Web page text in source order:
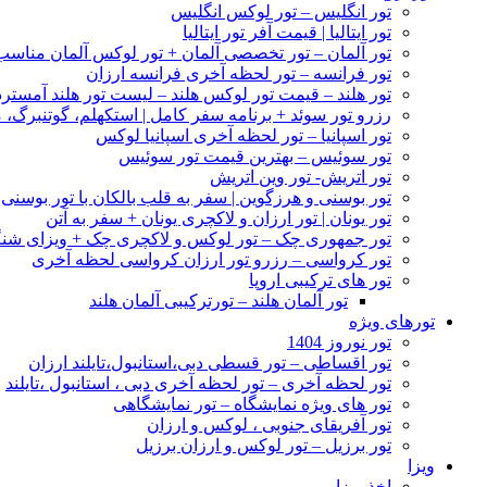
تور انگلیس – تور لوکس انگلیس
تور ایتالیا | قیمت آفر تور ایتالیا
تور آلمان – تور تخصصی آلمان + تور لوکس آلمان
تور فرانسه – تور لحظه آخری فرانسه ارزان
تور هلند – قیمت تور لوکس هلند – لیست تور هلند
رزرو تور سوئد + برنامه سفر کامل | استکهلم، گوتنبرگ،
تور اسپانیا – تور لحظه آخری اسپانیا لوکس
تور سوئیس – بهترین قیمت تور سوئیس
تور اتریش- تور وین اتریش
تور بوسنی و هرزگوین | سفر به قلب بالکان با تور بوسنی
تور یونان | تور ارزان و لاکچری یونان + سفر به آتن
تور جمهوری چک – تور لوکس و لاکچری چک + ویزای
تور کرواسی – رزرو تور ارزان کرواسی لحظه آخری
تور های ترکیبی اروپا
تور آلمان هلند – تورترکیبی آلمان هلند
تورهای ویژه
تور نوروز 1404
تور اقساطی – تور قسطی دبی،استانبول،تایلند ارزان
تور لحظه آخری – تور لحظه آخری دبی ، استانبول ،تایلند
تور های ویژه نمایشگاه – تور نمایشگاهی
تور آفریقای جنوبی ، لوکس و ارزان
تور برزیل – تور لوکس و ارزان برزیل
ویزا